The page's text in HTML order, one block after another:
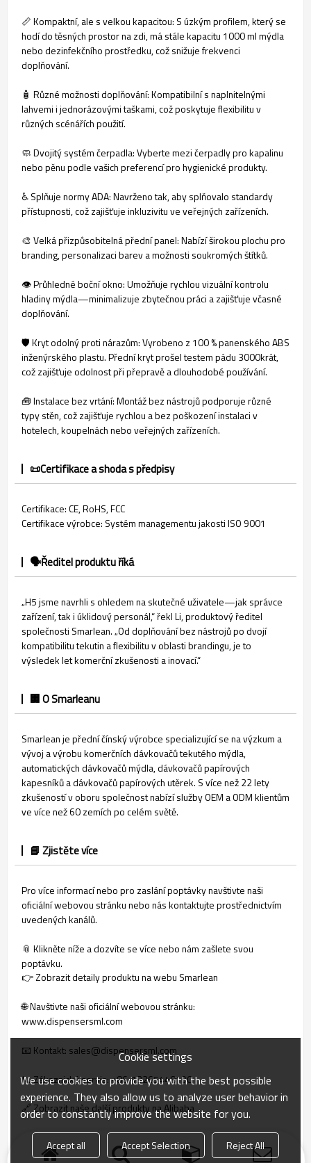
📏 Kompaktní, ale s velkou kapacitou: S úzkým profilem, který se
hodí do těsných prostor na zdi, má stále kapacitu 1000 ml mýdla
nebo dezinfekčního prostředku, což snižuje frekvenci
doplňování.
🧴 Různé možnosti doplňování: Kompatibilní s naplnitelnými
lahvemi i jednorázovými taškami, což poskytuje flexibilitu v
různých scénářích použití.
🧼 Dvojitý systém čerpadla: Vyberte mezi čerpadly pro kapalinu
nebo pěnu podle vašich preferencí pro hygienické produkty.
♿ Splňuje normy ADA: Navrženo tak, aby splňovalo standardy
přístupnosti, což zajišťuje inkluzivitu ve veřejných zařízeních.
🎨 Velká přizpůsobitelná přední panel: Nabízí širokou plochu pro
branding, personalizaci barev a možnosti soukromých štítků.
👁️ Průhledné boční okno: Umožňuje rychlou vizuální kontrolu
hladiny mýdla—minimalizuje zbytečnou práci a zajišťuje včasné
doplňování.
🛡️ Kryt odolný proti nárazům: Vyrobeno z 100 % panenského ABS
inženýrského plastu. Přední kryt prošel testem pádu 3000krát,
což zajišťuje odolnost při přepravě a dlouhodobé používání.
🧰 Instalace bez vrtání: Montáž bez nástrojů podporuje různé
typy stěn, což zajišťuje rychlou a bez poškození instalaci v
hotelech, koupelnách nebo veřejných zařízeních.
📜Certifikace a shoda s předpisy
Certifikace: CE, RoHS, FCC
Certifikace výrobce: Systém managementu jakosti ISO 9001
🗣️Ředitel produktu říká
„H5 jsme navrhli s ohledem na skutečné uživatele—jak správce
zařízení, tak i úklidový personál,“ řekl Li, produktový ředitel
společnosti Smarlean. „Od doplňování bez nástrojů po dvojí
kompatibilitu tekutin a flexibilitu v oblasti brandingu, je to
výsledek let komerční zkušenosti a inovací.“
🏢 O Smarleanu
Smarlean je přední čínský výrobce specializující se na výzkum a
vývoj a výrobu komerčních dávkovačů tekutého mýdla,
automatických dávkovačů mýdla, dávkovačů papírových
kapesníků a dávkovačů papírových utěrek. S více než 22 lety
zkušeností v oboru společnost nabízí služby OEM a ODM klientům
ve více než 60 zemích po celém světě.
📘 Zjistěte více
Pro více informací nebo pro zaslání poptávky navštivte naši
oficiální webovou stránku nebo nás kontaktujte prostřednictvím
uvedených kanálů.
📎 Klikněte níže a dozvíte se více nebo nám zašlete svou
poptávku.
👉 Zobrazit detaily produktu na webu Smarlean
🌐 Navštivte naši oficiální webovou stránku:
www.dispensersml.com
📧 Kontakt: sales@dispensersml.com
📞 Zákaznický servis: +86‑13265448190
🔗 Zobrazit naše další produkty na Alibaba
🔗 Zobrazit naše další produkty na Made-in-China
Cookie settings
We use cookies to provide you with the best possible
experience. They also allow us to analyze user behavior in
order to constantly improve the website for you.
Accept all Accept Selection Reject All